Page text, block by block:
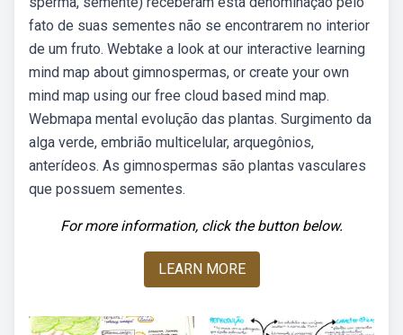
fato de suas sementes não se encontrarem no interior
de um fruto. Webtake a look at our interactive learning
mind map about gimnospermas, or create your own
mind map using our free cloud based mind map.
Webmapa mental evolução das plantas. Surgimento da
alga verde, embrião multicelular, arquegônios,
anterídeos. As gimnospermas são plantas vasculares
que possuem sementes.
For more information, click the button below.
LEARN MORE